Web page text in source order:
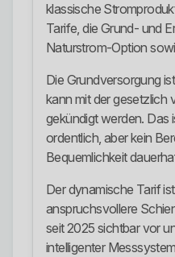
klassische
Tarife, die Grund- und
Naturstrom-Option
Die Grundversorgung
kann mit der gesetzlich
gekündigt werden. Das
ordentlich, aber kein
Bequemlichkeit
Der dynamische Tarif
anspruchsvollere
seit 2025 sichtbar vor
intelligenter